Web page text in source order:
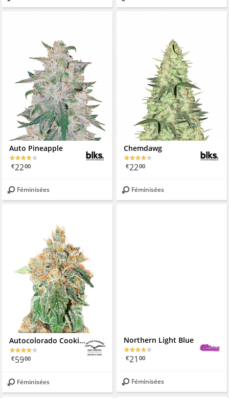
Auto Pineapple
€2200
Féminisées
Chemdawg
€2200
Féminisées
Autocolorado Cookies
€5900
Féminisées
Northern Light Blue
€21 00
Féminisées